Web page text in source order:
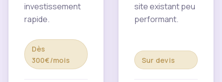
investissement
rapide.
Dès
300€/mois
site existant peu
performant.
Sur devis